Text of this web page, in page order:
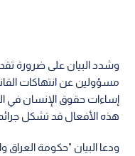
وشدد البيان على ضرورة
مسؤولين عن انتهاكات
إساءات حقوق الإنسان في
هذه الأفعال قد تشكل
ودعا البيان "حكومة